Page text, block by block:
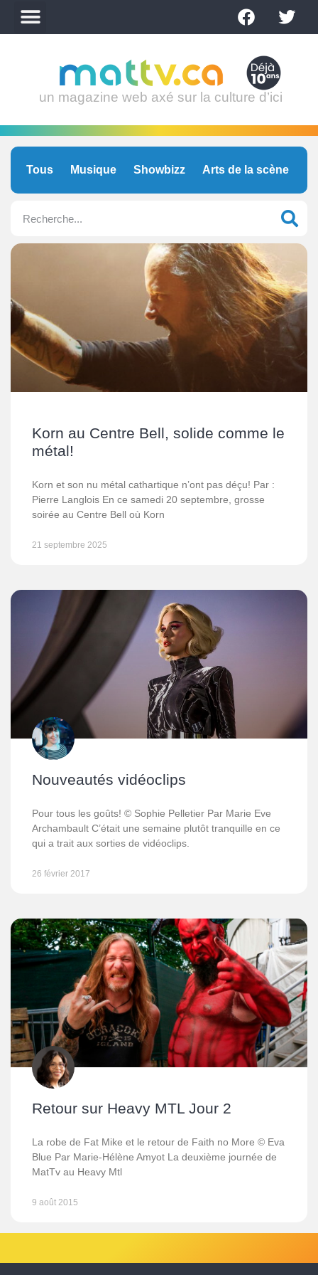
un magazine web axé sur la culture d’ici
Tous Musique Showbizz Arts de la scène
Korn au Centre Bell, solide comme le
métal!
Korn et son nu métal cathartique n’ont pas déçu! Par :
Pierre Langlois En ce samedi 20 septembre, grosse
soirée au Centre Bell où Korn
21 septembre 2025
Nouveautés vidéoclips
Pour tous les goûts! © Sophie Pelletier Par Marie Eve
Archambault C’était une semaine plutôt tranquille en ce
qui a trait aux sorties de vidéoclips.
26 février 2017
Retour sur Heavy MTL Jour 2
La robe de Fat Mike et le retour de Faith no More © Eva
Blue Par Marie-Hélène Amyot La deuxième journée de
MatTv au Heavy Mtl
9 août 2015